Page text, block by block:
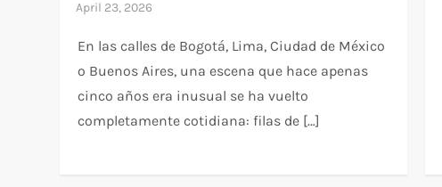
En las calles de Bogotá, Lima, Ciudad de México
o Buenos Aires, una escena que hace apenas
cinco años era inusual se ha vuelto
completamente cotidiana: filas de […]